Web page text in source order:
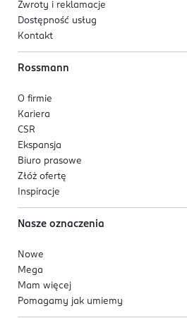
Zwroty i reklamacje
Dostępność usług
Kontakt
Rossmann
O firmie
Kariera
CSR
Ekspansja
Biuro prasowe
Złóż ofertę
Inspiracje
Nasze oznaczenia
Nowe
Mega
Mam więcej
Pomagamy jak umiemy